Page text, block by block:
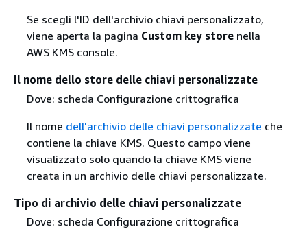
Se scegli l'ID dell'archivio chiavi personalizzato,
viene aperta la pagina Custom key storenella
AWS KMS console.
Il nome dello store delle chiavi personalizzate
Dove: scheda Configurazione crittografica
Il nome dell'archivio delle chiavi personalizzate che
contiene la chiave KMS. Questo campo viene
visualizzato solo quando la chiave KMS viene
creata in un archivio delle chiavi personalizzate.
Tipo di archivio delle chiavi personalizzate
Dove: scheda Configurazione crittografica